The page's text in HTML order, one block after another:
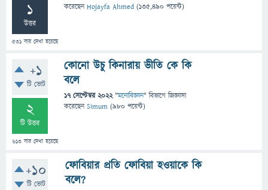
1
উত্তর
531 বার দেখা হয়েছে
করেছেনHojayfa Ahmed (135,490 পয়েন্ট)
+1
টি ভোট
2
টি উত্তর
613 বার দেখা হয়েছে
কোনো উচু কিনারায় ভীতি কে কি
বলে
17 সেপ্টেম্বর 2022 "মনোবিজ্ঞান" বিভাগে জিজ্ঞাসা
করেছেনSimum (980 পয়েন্ট)
+10
টি ভোট
ফোবিয়ার প্রতি ফোবিয়া হওয়াকে কি
বলে?